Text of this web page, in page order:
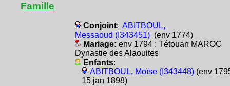
Famille
Conjoint: ABITBOUL,
Messaoud (I343451)(env 1774)
Mariage: env 1794 : Tétouan MAROC
Dynastie des Alaouites
Enfants:
ABITBOUL, Moïse (I343448)(env
15 jan 1898)